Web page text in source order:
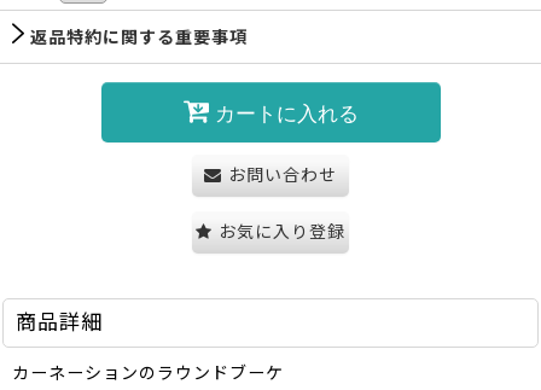
返品特約に関する重要事項
カートに入れる
お問い合わせ
お気に入り登録
商品詳細
カーネーションのラウンドブーケ